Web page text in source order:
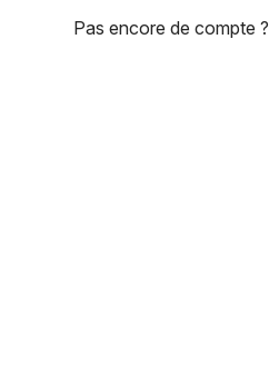
Pas encore de compte ?